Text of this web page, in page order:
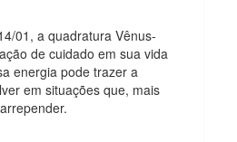
01, a quadratura Vênus-
de cuidado em sua vida
energia pode trazer a
em situações que, mais